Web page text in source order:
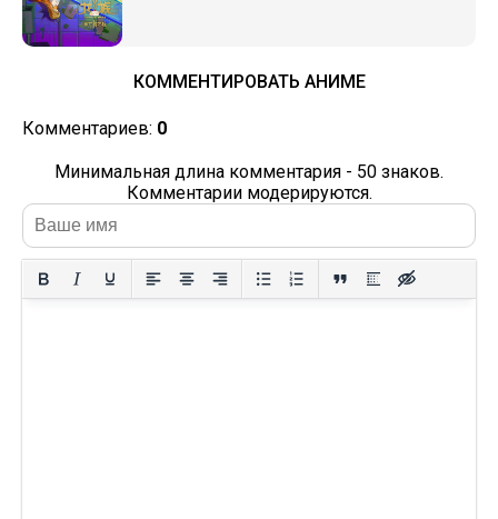
КОММЕНТИРОВАТЬ АНИМЕ
Комментариев: 0
Минимальная длина комментария - 50 знаков.
Комментарии модерируются.